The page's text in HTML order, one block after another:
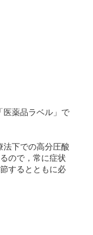
薬品ラベル」で
下での高分圧酸
ので，常に症状
するとともに必